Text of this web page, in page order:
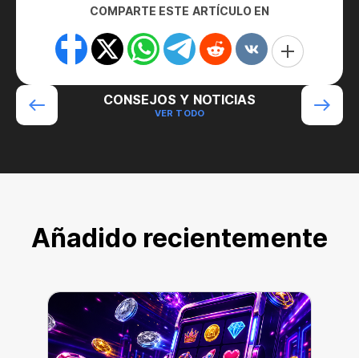
COMPARTE ESTE ARTÍCULO EN
CONSEJOS Y NOTICIAS
VER TODO
Añadido recientemente